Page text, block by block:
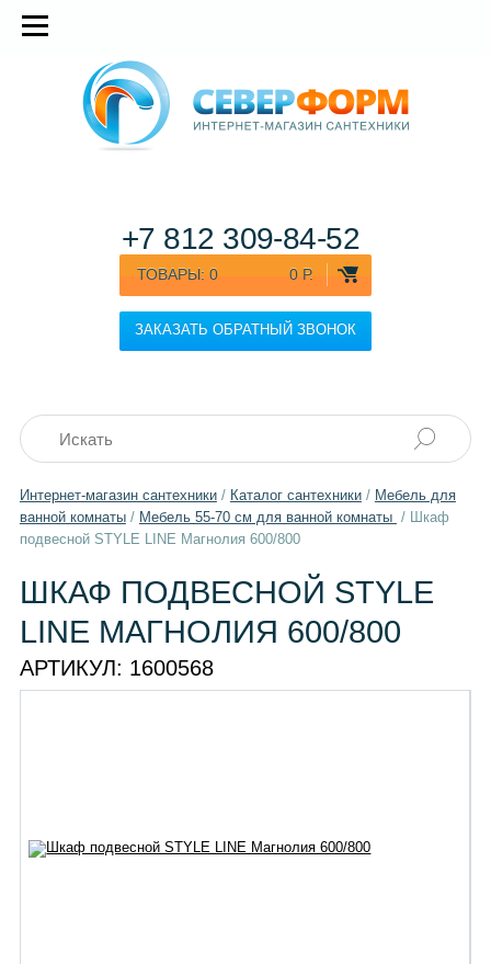
ТОВАРЫ: 0 0 Р.
ЗАКАЗАТЬ ОБРАТНЫЙ ЗВОНОК
+7 812 309-84-52
Интернет-магазин сантехники/ Каталог сантехники/ Мебель для
ванной комнаты/ Мебель 55-70 см для ванной комнаты / Шкаф
подвесной STYLE LINE Магнолия 600/800
ШКАФ ПОДВЕСНОЙ STYLE
LINE МАГНОЛИЯ 600/800
АРТИКУЛ: 1600568